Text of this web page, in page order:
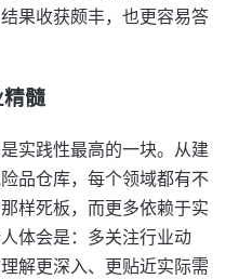
果收获颇丰，也更容易答
髓
实践性最高的一块。从建
品仓库，每个领域都有不
样死板，而更多依赖于实
体会是：多关注行业动
解更深入、更贴近实际需